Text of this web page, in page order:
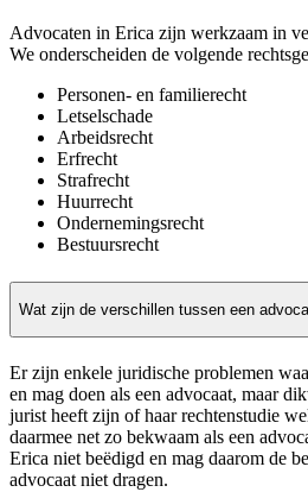
Advocaten in Erica zijn werkzaam in
We onderscheiden de volgende
Personen- en familierecht
Letselschade
Arbeidsrecht
Erfrecht
Strafrecht
Huurrecht
Ondernemingsrecht
Bestuursrecht
Wat zijn de verschillen tussen een
Er zijn enkele juridische problemen
en mag doen als een advocaat, maar
jurist heeft zijn of haar rechtenstudie
daarmee net zo bekwaam als een
Erica niet beëdigd en mag daarom de
advocaat niet dragen.